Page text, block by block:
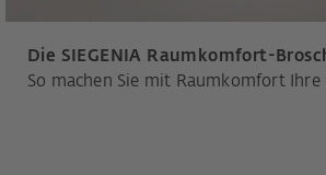
Die SIEGENIA Raumkomfort-
So machen Sie mit Raumkomfort Ihre